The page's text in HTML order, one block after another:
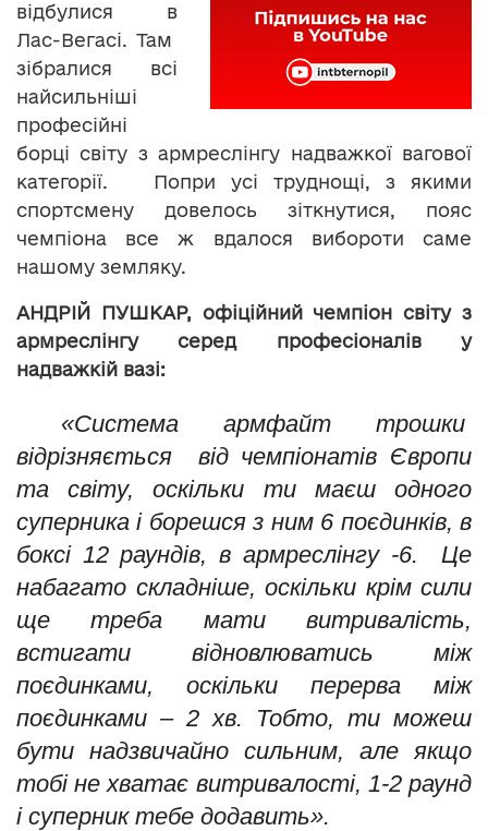
відбулися в
Лас-Вегасі. Там
зібралися всі
найсильніші
професійні
борці світу з армреслінгу надважкої вагової
категорії. Попри усі труднощі, з якими
спортсмену довелось зіткнутися, пояс
чемпіона все ж вдалося вибороти саме
нашому земляку.
АНДРІЙ ПУШКАР, офіційний чемпіон світу з
армреслінгу серед професіоналів у
надважкій вазі:
«Система армфайт трошки
відрізняється від чемпіонатів Європи
та світу, оскільки ти маєш одного
суперника і борешся з ним 6 поєдинків, в
боксі 12 раундів, в армреслінгу -6. Це
набагато складніше, оскільки крім сили
ще треба мати витривалість,
встигати відновлюватись між
поєдинками, оскільки перерва між
поєдинками – 2 хв. Тобто, ти можеш
бути надзвичайно сильним, але якщо
тобі не хватає витривалості, 1-2 раунд
і суперник тебе додавить».